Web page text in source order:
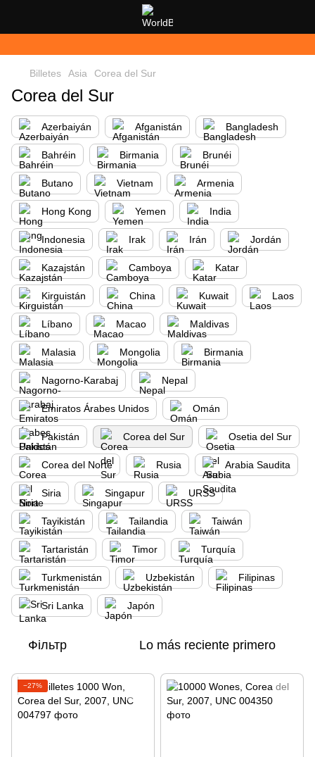
Billetes Asia Corea del Sur
Corea del Sur
Azerbaiyán Afganistán Bangladesh
Bahréin Birmania Brunéi
Butano Vietnam Armenia
Hong Kong Yemen India
Indonesia Irak Irán Jordán
Kazajstán Camboya Katar
Kirguistán China Kuwait Laos
Líbano Macao Maldivas
Malasia Mongolia Birmania
Nagorno-Karabaj Nepal
Emiratos Árabes Unidos Omán
Pakistán Corea del Sur Osetia del Sur
Corea del Norte Rusia Arabia Saudita
Siria Singapur URSS
Tayikistán Tailandia Taiwán
Tartaristán Timor Turquía
Turkmenistán Uzbekistán Filipinas
Sri Lanka Japón
Фільтр Lo más reciente primero
−27%